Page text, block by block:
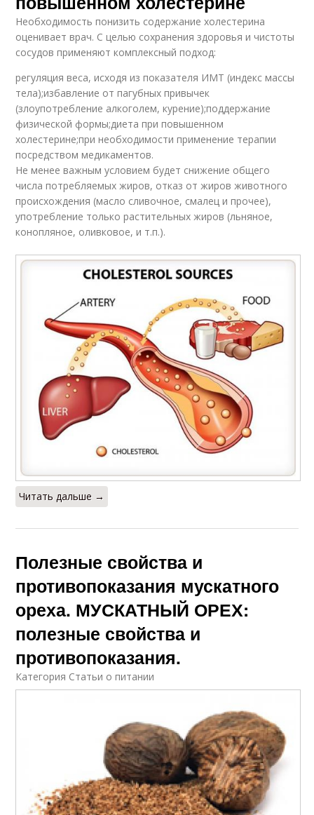
Необходимость понизить содержание холестерина
оценивает врач. С целью сохранения здоровья и чистоты
сосудов применяют комплексный подход:
регуляция веса, исходя из показателя ИМТ (индекс массы
тела);избавление от пагубных привычек
(злоупотребление алкоголем, курение);поддержание
физической формы;диета при повышенном
холестерине;при необходимости применение терапии
посредством медикаментов.
Не менее важным условием будет снижение общего
числа потребляемых жиров, отказ от жиров животного
происхождения (масло сливочное, смалец и прочее),
употребление только растительных жиров (льняное,
конопляное, оливковое, и т.п.).
Читать дальше →
Полезные свойства и
противопоказания мускатного
ореха. МУСКАТНЫЙ ОРЕХ:
полезные свойства и
противопоказания.
Категория Статьи о питании